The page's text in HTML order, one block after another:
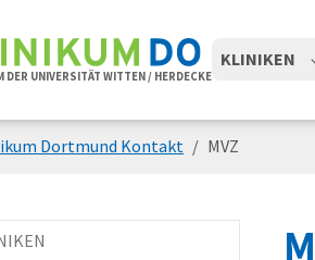
DER UNIVERSITÄT WITTEN / HERDECKE
KLINIKEN
Dortmund Kontakt MVZ